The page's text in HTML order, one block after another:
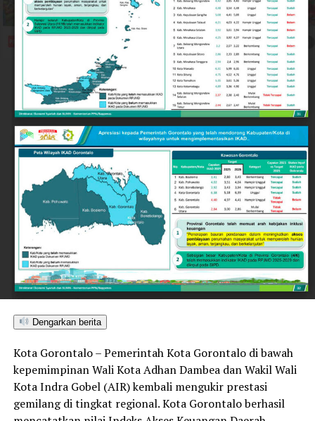
ideal sebagai destinasi investasi, pusat pendidikan,
maupun kawasan hunian yang aman bagi warga lokal
Keberhasilan ini tidak terlepas dari langkah strategis
Pemerintah Kota Gorontalo di bawah kepemimpinan
Wali Kota Adhan Dambea. Salah satu pilar utamanya
adalah penguatan nilai-nilai toleransi antarumat
beragama secara inklusif.
Wali Kota Adhan Dambea menegaskan komitmennya
untuk menjadi mengayom bagi seluruh lapisan
masyarakat tanpa membedakan latar belakang agama.
Komitmen ini diwujudkan lewat dukungan nyata
terhadap berbagai agenda keagamaan, termasuk bagi
kelompok minoritas.
Selain pengukuhan nilai toleransi, kondusivitas daerah
turut ditopang oleh tindakan tegas Pemkot Gorontalo
bersama aparat penegak hukum dalam memberantas
secara menyeluruh, tidak hanya menyasar pengecer
skala kecil tetapi juga distributor dan toko-toko besar
yang melanggar aturan.
Dengarkan berita
Kota Gorontalo – Pemerintah Kota Gorontalo di bawah
kepemimpinan Wali Kota Adhan Dambea dan Wakil Wali
Kota Indra Gobel (AIR) kembali mengukir prestasi
gemilang di tingkat regional. Kota Gorontalo berhasil